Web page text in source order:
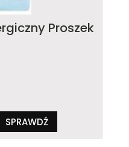
Proszek
SPRAWDŹ